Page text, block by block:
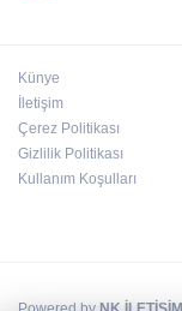
Künye
İletişim
Çerez Politikası
Gizlilik Politikası
Kullanım Koşulları